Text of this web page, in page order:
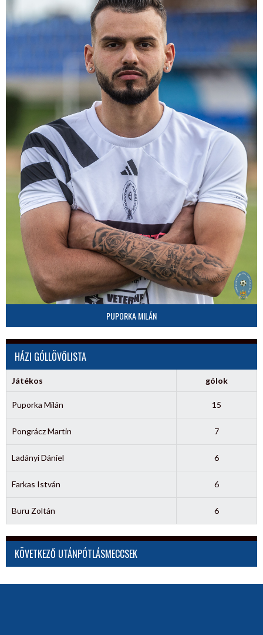
PUPORKA MILÁN
HÁZI GÓLLÖVŐLISTA
Játékos gólok
Puporka Milán 15
Pongrácz Martin 7
Ladányi Dániel 6
Farkas István 6
Buru Zoltán 6
KÖVETKEZŐ UTÁNPÓTLÁSMECCSEK